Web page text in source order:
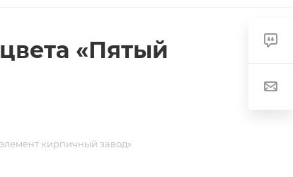
«Пятый
кирпичный завод»